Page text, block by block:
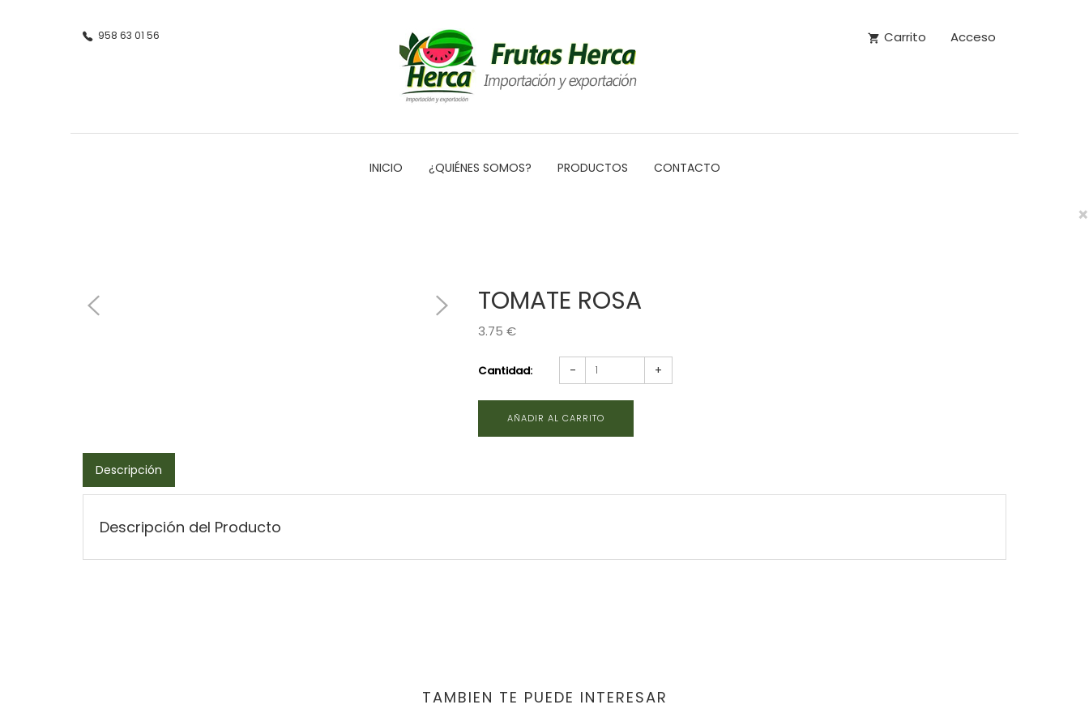
958 63 01 56 Carrito Acceso
INICIO ¿QUIÉNES SOMOS? PRODUCTOS CONTACTO
×
TOMATE ROSA
3.75 €
Cantidad: - +
Descripción
Descripción del Producto
TAMBIEN TE PUEDE INTERESAR